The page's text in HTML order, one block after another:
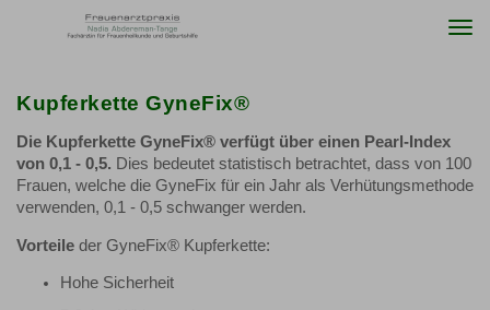
Kupferkette GyneFix®
Die Kupferkette GyneFix® verfügt über einen Pearl-Index
von 0,1 - 0,5. Dies bedeutet statistisch betrachtet, dass von 100
Frauen, welche die GyneFix für ein Jahr als Verhütungsmethode
verwenden, 0,1 - 0,5 schwanger werden.
Vorteile der GyneFix® Kupferkette:
Hohe Sicherheit